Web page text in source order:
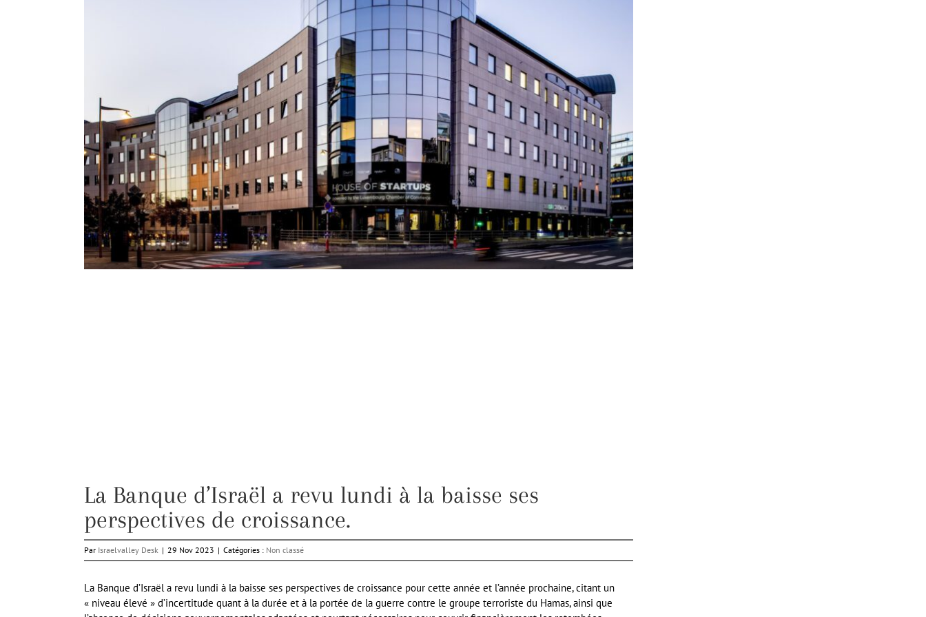
La Banque d’Israël a revu lundi à la baisse ses
perspectives de croissance.
Par Israelvalley Desk | 29 Nov 2023 | Catégories : Non classé
La Banque d’Israël a revu lundi à la baisse ses perspectives de croissance pour cette année et l’année prochaine, citant un
« niveau élevé » d’incertitude quant à la durée et à la portée de la guerre contre le groupe terroriste du Hamas, ainsi que